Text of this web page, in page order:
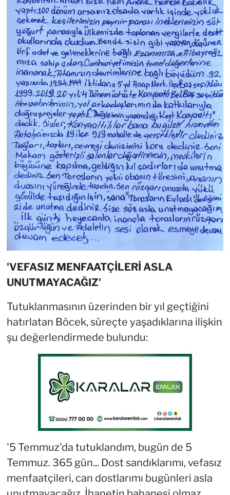
'VEFASIZ MENFAATÇİLERİ ASLA
UNUTMAYACAĞIZ'
Tutuklanmasının üzerinden bir yıl geçtiğini
hatırlatan Böcek, süreçte yaşadıklarına ilişkin
şu değerlendirmede bulundu:
'5 Temmuz'da tutuklandım, bugün de 5
Temmuz. 365 gün... Dost sandıklarımı, vefasız
menfaatçileri, can dostlarımı bugünleri asla